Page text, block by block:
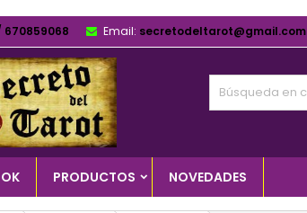
670859068 Email: secretodeltarot@gmail.com
PRODUCTOS NOVEDADES